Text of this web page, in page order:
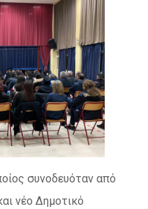
συνοδευόταν από
νέο Δημοτικό